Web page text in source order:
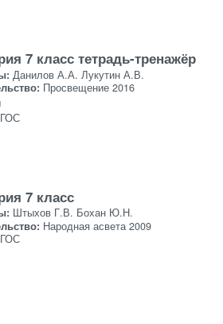
7 класс тетрадь-тренажёр
Данилов А.А. Лукутин А.В.
Просвещение 2016
7 класс
Штыхов Г.В. Бохан Ю.Н.
Народная асвета 2009